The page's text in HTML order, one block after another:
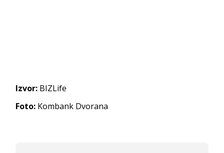
Izvor: BIZLife
Foto: Kombank Dvorana